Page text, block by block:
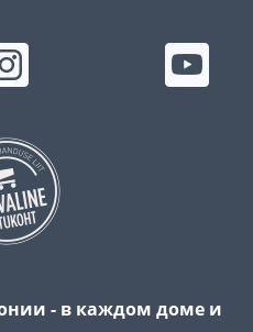
- в каждом доме и